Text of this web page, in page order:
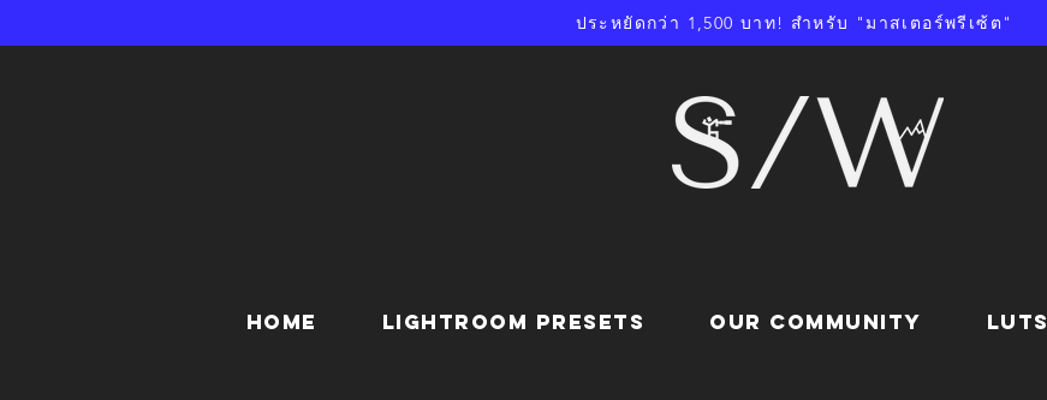
ประหยัดกว่า 1,500 บาท! สำหรับ "มาสเตอร์พรีเซ้ต"
HOME LIGHTROOM PRESETS OUR COMMUNITY LUTs